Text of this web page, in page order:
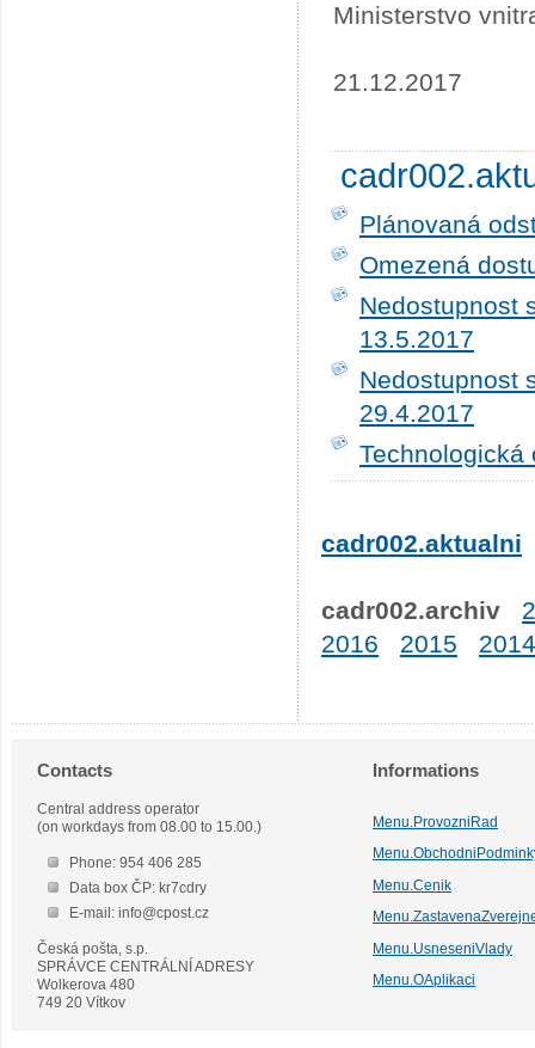
Ministerstvo
21.12.2017
Plánovaná
Omezená
Nedostupnost
13.5.2017
Nedostupnost
29.4.2017
Technologická
cadr002.aktualni
cadr002.archiv
2016
2015 2014
Contacts
Central address operator
(on workdays from 08.00 to 15.00.)
Phone: 954 406 285
Data box ČP: kr7cdry
E-mail: info@cpost.cz
Česká pošta, s.p.
SPRÁVCE CENTRÁLNÍ ADRESY
Wolkerova 480
749 20 Vítkov
Informations
Menu.ProvozniRad
Menu.Cenik
Menu.UsneseniVlady
Menu.OAplikaci